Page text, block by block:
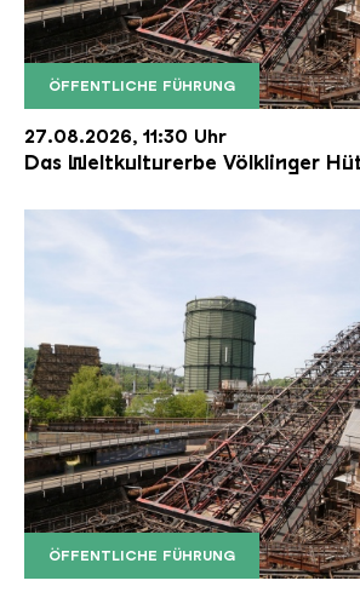
ÖFFENTLICHE FÜHRUNG
Der Erzschrägaufzug der
Copyright: Weltkulturerbe
27.08.2026, 11:30 Uhr
Das Weltkulturerbe Völklinger
ÖFFENTLICHE FÜHRUNG
Der Erzschrägaufzug der
Copyright: Weltkulturerbe